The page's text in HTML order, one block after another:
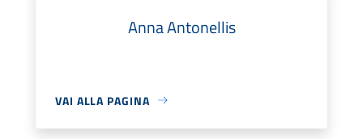
Anna Antonellis
VAI ALLA PAGINA